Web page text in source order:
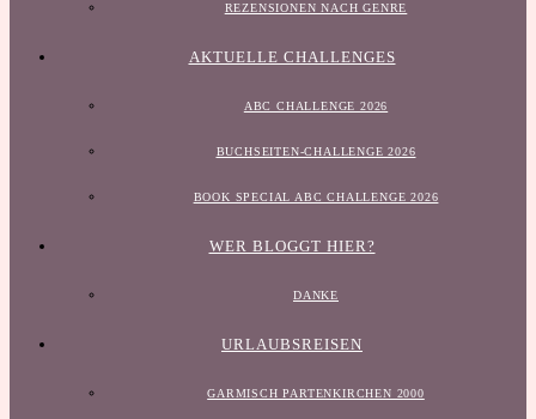
REZENSIONEN NACH GENRE
AKTUELLE CHALLENGES
ABC CHALLENGE 2026
BUCHSEITEN-CHALLENGE 2026
BOOK SPECIAL ABC CHALLENGE 2026
WER BLOGGT HIER?
DANKE
URLAUBSREISEN
GARMISCH PARTENKIRCHEN 2000